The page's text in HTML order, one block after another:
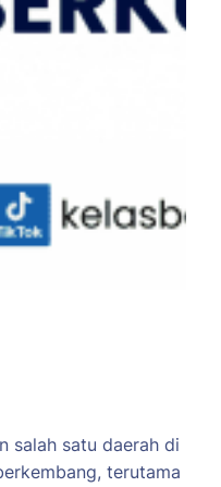
salah satu daerah di
terutama